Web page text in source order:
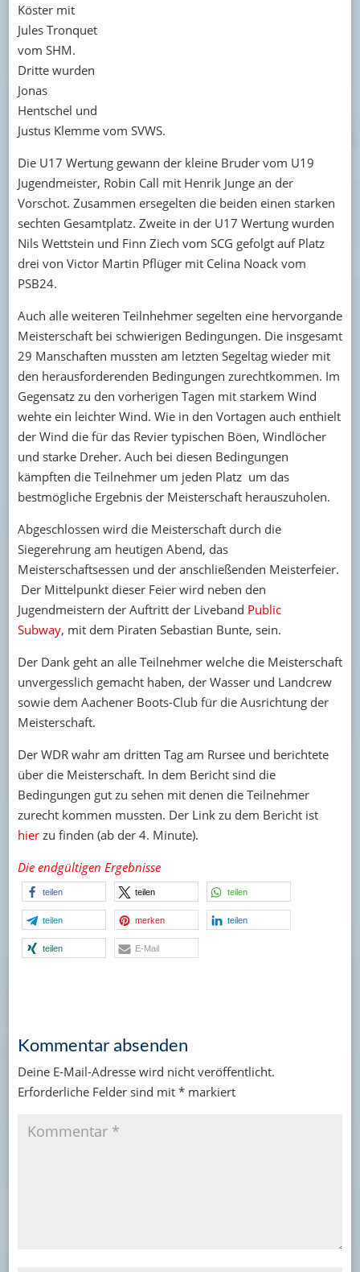
Köster mit
Jules Tronquet
vom SHM.
Dritte wurden
Jonas
Hentschel und
Justus Klemme vom SVWS.
Die U17 Wertung gewann der kleine Bruder vom U19
Jugendmeister, Robin Call mit Henrik Junge an der
Vorschot. Zusammen ersegelten die beiden einen starken
sechten Gesamtplatz. Zweite in der U17 Wertung wurden
Nils Wettstein und Finn Ziech vom SCG gefolgt auf Platz
drei von Victor Martin Pflüger mit Celina Noack vom
PSB24.
Auch alle weiteren Teilnhehmer segelten eine hervorgande
Meisterschaft bei schwierigen Bedingungen. Die insgesamt
29 Manschaften mussten am letzten Segeltag wieder mit
den herausforderenden Bedingungen zurechtkommen. Im
Gegensatz zu den vorherigen Tagen mit starkem Wind
wehte ein leichter Wind. Wie in den Vortagen auch enthielt
der Wind die für das Revier typischen Böen, Windlöcher
und starke Dreher. Auch bei diesen Bedingungen
kämpften die Teilnehmer um jeden Platz um das
bestmögliche Ergebnis der Meisterschaft herauszuholen.
Abgeschlossen wird die Meisterschaft durch die
Siegerehrung am heutigen Abend, das
Meisterschaftsessen und der anschließenden Meisterfeier.
Der Mittelpunkt dieser Feier wird neben den
Jugendmeistern der Auftritt der Liveband Public
Subway, mit dem Piraten Sebastian Bunte, sein.
Der Dank geht an alle Teilnehmer welche die Meisterschaft
unvergesslich gemacht haben, der Wasser und Landcrew
sowie dem Aachener Boots-Club für die Ausrichtung der
Meisterschaft.
Der WDR wahr am dritten Tag am Rursee und berichtete
über die Meisterschaft. In dem Bericht sind die
Bedingungen gut zu sehen mit denen die Teilnehmer
zurecht kommen mussten. Der Link zu dem Bericht ist
hierzu finden (ab der 4. Minute).
Die endgültigen Ergebnisse
teilen teilen teilen
teilen merken teilen
teilen E-Mail
Kommentar absenden
Deine E-Mail-Adresse wird nicht veröffentlicht.
Erforderliche Felder sind mit *markiert